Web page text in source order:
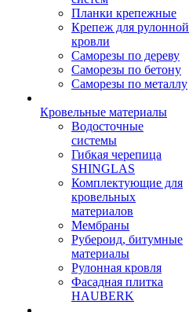
Планки крепежные
Крепеж для рулонной
кровли
Саморезы по дереву
Саморезы по бетону
Саморезы по металлу
Кровельные материалы
Водосточные
системы
Гибкая черепица
SHINGLAS
Комплектующие для
кровельных
материалов
Мембраны
Рубероид, битумные
материалы
Рулонная кровля
Фасадная плитка
HAUBERK